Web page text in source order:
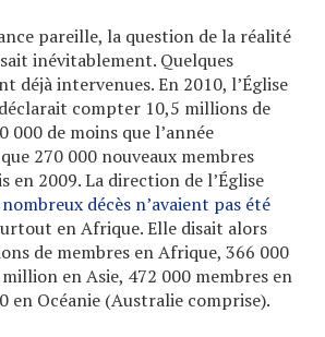
pareille, la question de la réalité
inévitablement. Quelques
déjà intervenues. En 2010, l’Église
compter 10,5 millions de
000 de moins que l’année
270 000 nouveaux membres
en 2009. La direction de l’Église
décès n’avaient pas été
en Afrique. Elle disait alors
de membres en Afrique, 366 000
en Asie, 472 000 membres en
en Océanie (Australie comprise).